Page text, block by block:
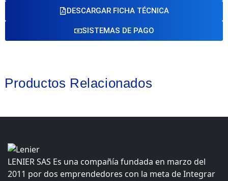
DESCARGAR FICHA TÉCNICA
SISTEMAS DE PAGO
Productos Relacionados
LENIER SAS Es una compañía fundada en marzo del
2011 por dos emprendedores con la meta de Integrar